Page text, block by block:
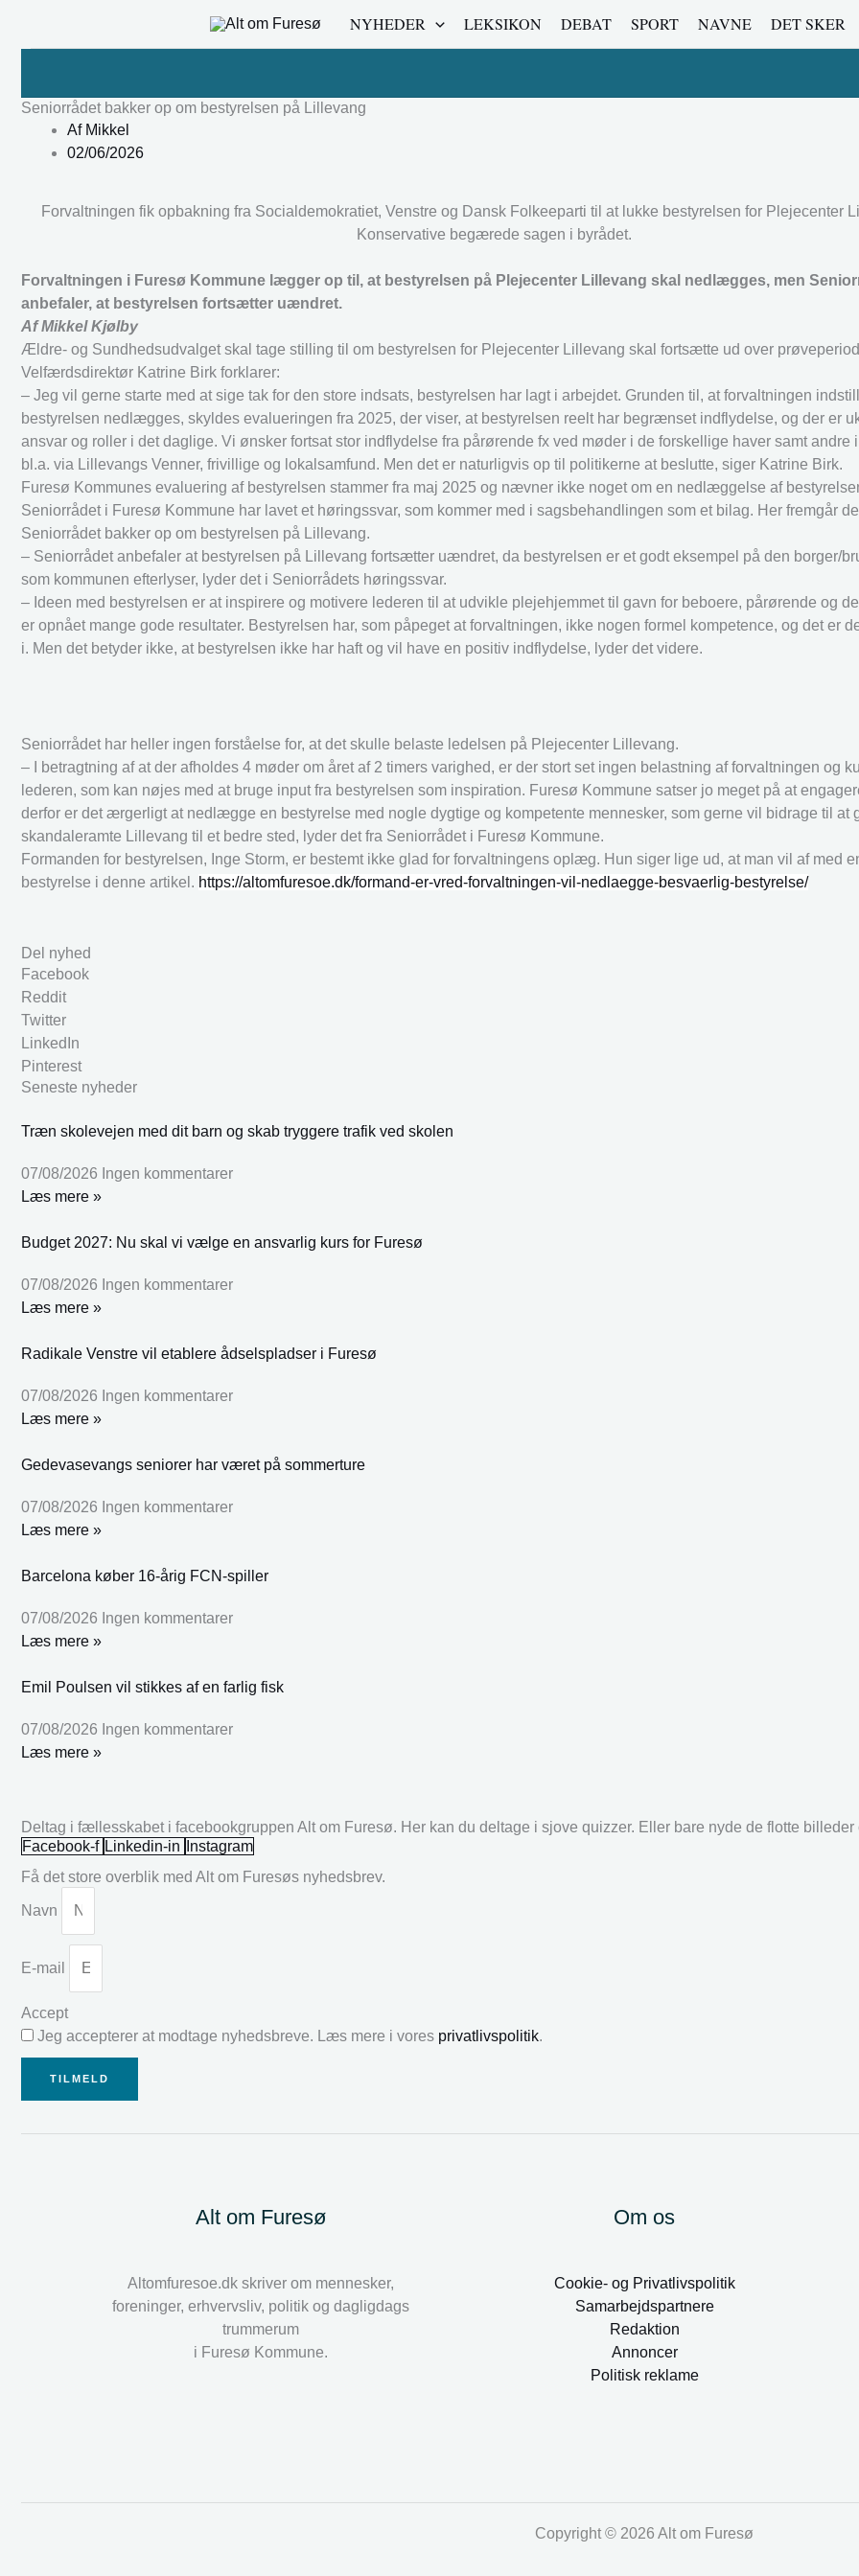
NYHEDER LEKSIKON DEBAT SPORT NAVNE DET SKER
Seniorrådet bakker op om bestyrelsen på Lillevang
AfMikkel
02/06/2026
Forvaltningen fik opbakning fra Socialdemokratiet, Venstre og Dansk Folkeeparti til at lukke bestyrelsen for Plejecenter
Konservative begærede sagen i byrådet.
Forvaltningen i Furesø Kommune lægger op til, at bestyrelsen på Plejecenter Lillevang skal nedlægges, men
anbefaler, at bestyrelsen fortsætter uændret.
Af Mikkel Kjølby
Ældre- og Sundhedsudvalget skal tage stilling til om bestyrelsen for Plejecenter Lillevang skal fortsætte ud over
Velfærdsdirektør Katrine Birk forklarer:
– Jeg vil gerne starte med at sige tak for den store indsats, bestyrelsen har lagt i arbejdet. Grunden til, at forvaltningen
bestyrelsen nedlægges, skyldes evalueringen fra 2025, der viser, at bestyrelsen reelt har begrænset indflydelse, og der er
ansvar og roller i det daglige. Vi ønsker fortsat stor indflydelse fra pårørende fx ved møder i de forskellige haver samt andre
bl.a. via Lillevangs Venner, frivillige og lokalsamfund. Men det er naturligvis op til politikerne at beslutte, siger Katrine Birk.
Furesø Kommunes evaluering af bestyrelsen stammer fra maj 2025 og nævner ikke noget om en nedlæggelse af
Seniorrådet i Furesø Kommune har lavet et høringssvar, som kommer med i sagsbehandlingen som et bilag. Her fremgår
Seniorrådet bakker op om bestyrelsen på Lillevang.
– Seniorrådet anbefaler at bestyrelsen på Lillevang fortsætter uændret, da bestyrelsen er et godt eksempel på den borger/
som kommunen efterlyser, lyder det i Seniorrådets høringssvar.
– Ideen med bestyrelsen er at inspirere og motivere lederen til at udvikle plejehjemmet til gavn for beboere, pårørende og
er opnået mange gode resultater. Bestyrelsen har, som påpeget at forvaltningen, ikke nogen formel kompetence, og det er
i. Men det betyder ikke, at bestyrelsen ikke har haft og vil have en positiv indflydelse, lyder det videre.
Seniorrådet har heller ingen forståelse for, at det skulle belaste ledelsen på Plejecenter Lillevang.
– I betragtning af at der afholdes 4 møder om året af 2 timers varighed, er der stort set ingen belastning af forvaltningen og
lederen, som kan nøjes med at bruge input fra bestyrelsen som inspiration. Furesø Kommune satser jo meget på at
derfor er det ærgerligt at nedlægge en bestyrelse med nogle dygtige og kompetente mennesker, som gerne vil bidrage til at
skandaleramte Lillevang til et bedre sted, lyder det fra Seniorrådet i Furesø Kommune.
Formanden for bestyrelsen, Inge Storm, er bestemt ikke glad for forvaltningens oplæg. Hun siger lige ud, at man vil af med
bestyrelse i denne artikel. https://altomfuresoe.dk/formand-er-vred-forvaltningen-vil-nedlaegge-besvaerlig-bestyrelse/
Del nyhed
Facebook
Reddit
Twitter
LinkedIn
Pinterest
Seneste nyheder
Træn skolevejen med dit barn og skab tryggere trafik ved skolen
07/08/2026 Ingen kommentarer
Læs mere »
Budget 2027: Nu skal vi vælge en ansvarlig kurs for Furesø
07/08/2026 Ingen kommentarer
Læs mere »
Radikale Venstre vil etablere ådselspladser i Furesø
07/08/2026 Ingen kommentarer
Læs mere »
Gedevasevangs seniorer har været på sommerture
07/08/2026 Ingen kommentarer
Læs mere »
Barcelona køber 16-årig FCN-spiller
07/08/2026 Ingen kommentarer
Læs mere »
Emil Poulsen vil stikkes af en farlig fisk
07/08/2026 Ingen kommentarer
Læs mere »
Deltag i fællesskabet i facebookgruppen Alt om Furesø. Her kan du deltage i sjove quizzer. Eller bare nyde de flotte billeder
Facebook-f Linkedin-in
Instagram
Få det store overblik med Alt om Furesøs nyhedsbrev.
Navn
E-mail
Accept
Jeg accepterer at modtage nyhedsbreve. Læs mere i vores privatlivspolitik.
TILMELD
Alt om Furesø
Altomfuresoe.dk skriver om mennesker,
foreninger, erhvervsliv, politik og dagligdags
trummerum
i Furesø Kommune.
Om os
Cookie- og Privatlivspolitik
Samarbejdspartnere
Redaktion
Annoncer
Politisk reklame
Copyright © 2026 Alt om Furesø